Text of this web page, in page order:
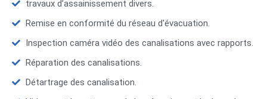
travaux d’assainissement divers.
Remise en conformité du réseau d'évacuation.
Inspection caméra vidéo des canalisations avec rapports.
Réparation des canalisations.
Détartrage des canalisation.